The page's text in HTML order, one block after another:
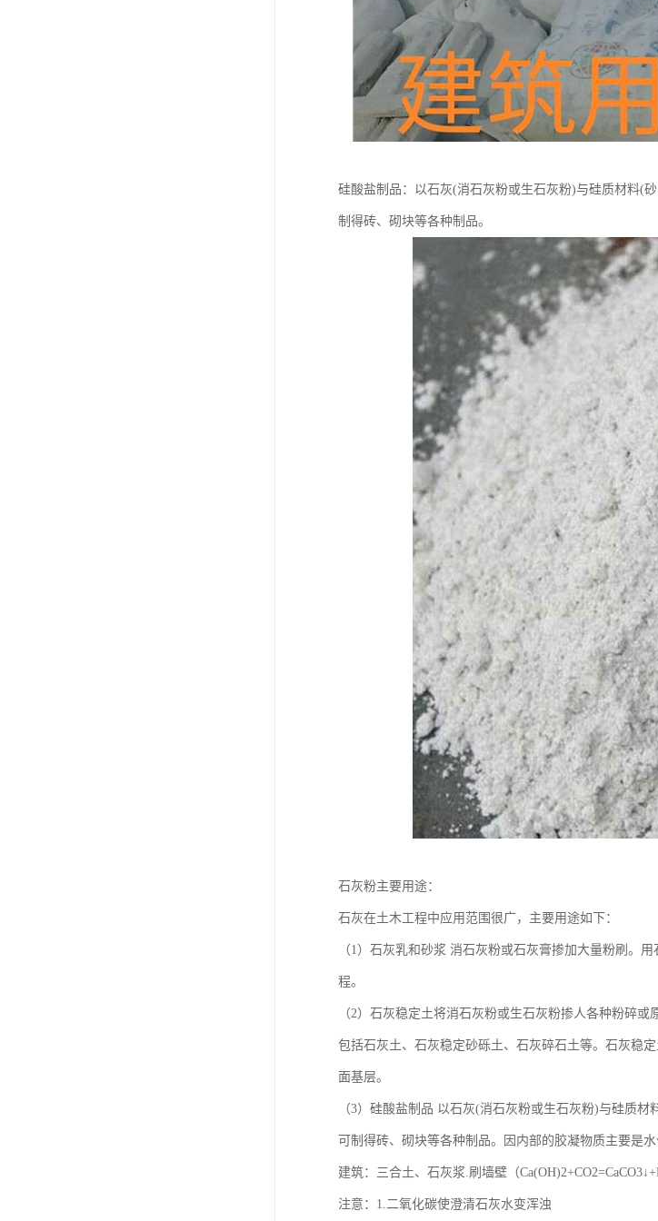
硅酸盐制品：以石灰(消石灰粉或生石灰粉)与硅质材料(
制得砖、砌块等各种制品。
石灰粉主要用途：
石灰在土木工程中应用范围很广，主要用途如下：
（1）石灰乳和砂浆 消石灰粉或石灰膏掺加大量粉刷。
程。
（2）石灰稳定土将消石灰粉或生石灰粉掺人各种粉碎
包括石灰土、石灰稳定砂砾土、石灰碎石土等。石灰稳
面基层。
（3）硅酸盐制品 以石灰(消石灰粉或生石灰粉)与硅质
可制得砖、砌块等各种制品。因内部的胶凝物质主要是
建筑：三合土、石灰浆.刷墙壁（
注意：1.二氧化碳使澄清石灰水变浑浊